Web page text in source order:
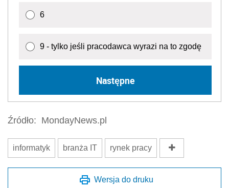
6
9 - tylko jeśli pracodawca wyrazi na to zgodę
Następne
Źródło: MondayNews.pl
informatyk branża IT rynek pracy
Wersja do druku